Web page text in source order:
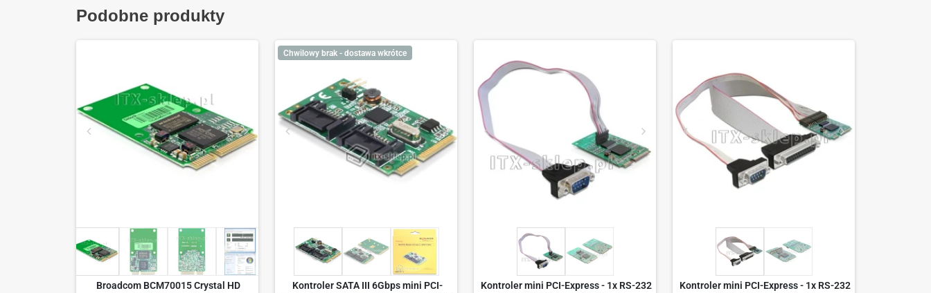
Podobne produkty
Broadcom BCM70015 Crystal HD
Chwilowy brak - dostawa wkrótce
Kontroler SATA III 6Gbps mini PCI-
Kontroler mini PCI-Express - 1x RS-232
Kontroler mini PCI-Express - 1x RS-232